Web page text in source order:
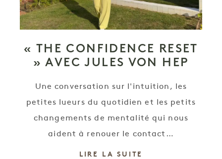
« THE CONFIDENCE RESET
» AVEC JULES VON HEP
Une conversation sur l'intuition, les
petites lueurs du quotidien et les petits
changements de mentalité qui nous
aident à renouer le contact…
LIRE LA SUITE